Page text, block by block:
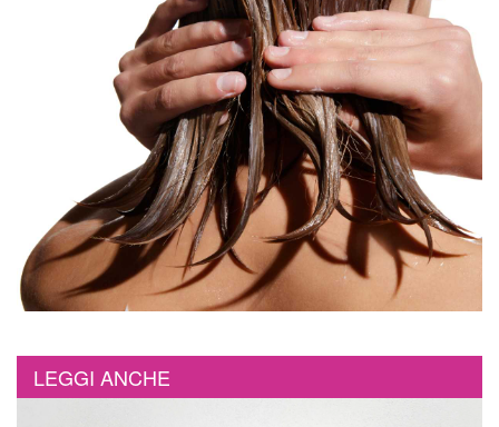
LEGGI ANCHE